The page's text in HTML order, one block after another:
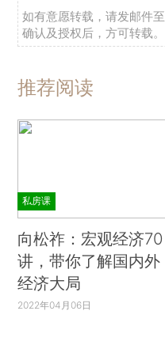
如有意愿转载，请发邮件至
确认及授权后，方可转载。
推荐阅读
私房课
向松祚：宏观经济70
讲，带你了解国内外
经济大局
2022年04月06日